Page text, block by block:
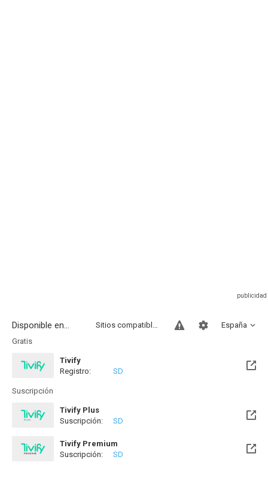
Disponible en... España
Sitios compatibles
Gratis
Tivify
Disponible hasta el Vie, 01 Ene 2027 (Quedan 4 meses)
Registro: SD
Suscripción
Tivify Plus
Disponible hasta el Vie, 01 Ene 2027 (Quedan 4 meses)
Suscripción: SD
Tivify Premium
Disponible hasta el Vie, 01 Ene 2027 (Quedan 4 meses)
Suscripción: SD